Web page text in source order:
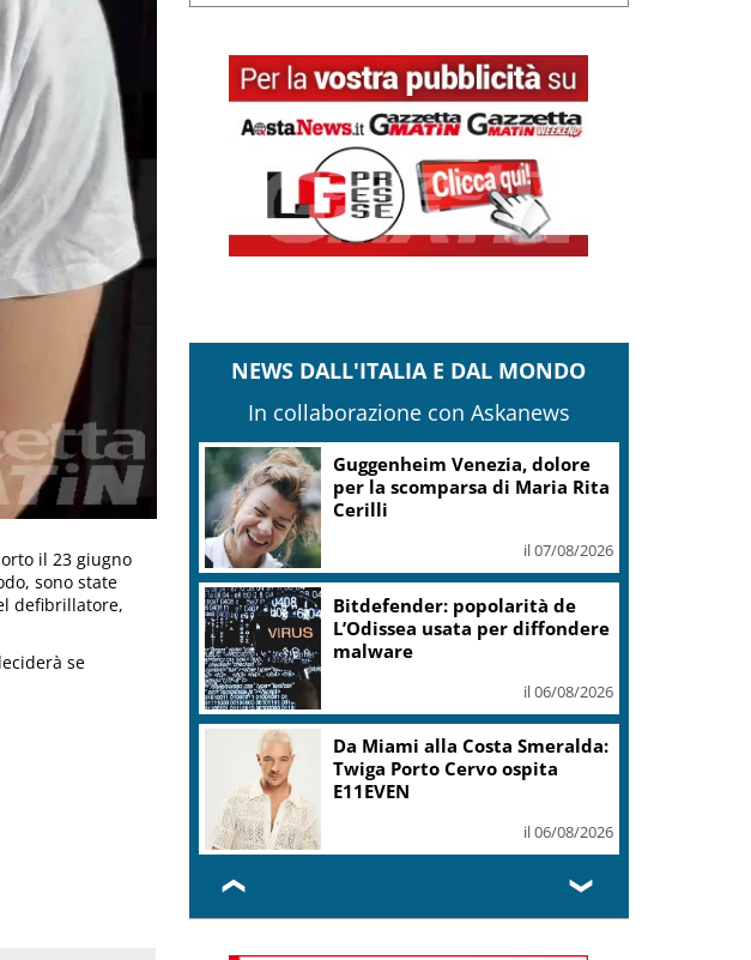
il 23 giugno
sono state
defibrillatore,
se
NEWS DALL'ITALIA E DAL MONDO
In collaborazione con Askanews
Guggenheim Venezia, dolore
per la scomparsa di Maria Rita
Cerilli
il 07/08/2026
Bitdefender: popolarità de
L’Odissea usata per diffondere
malware
il 06/08/2026
Da Miami alla Costa Smeralda:
Twiga Porto Cervo ospita
E11EVEN
il 06/08/2026
❮ ❯